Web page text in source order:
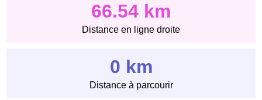
66.54 km
Distance en ligne droite
0 km
Distance à parcourir